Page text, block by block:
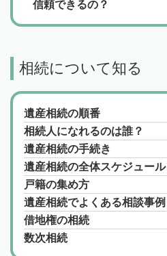
信頼できるの？
相続について知る
遺産相続の順番
相続人になれるのは誰？
遺産相続の手続き
遺産相続の全体スケジュール
戸籍の集め方
遺産相続でよくある相談事例
借地権の相続
数次相続